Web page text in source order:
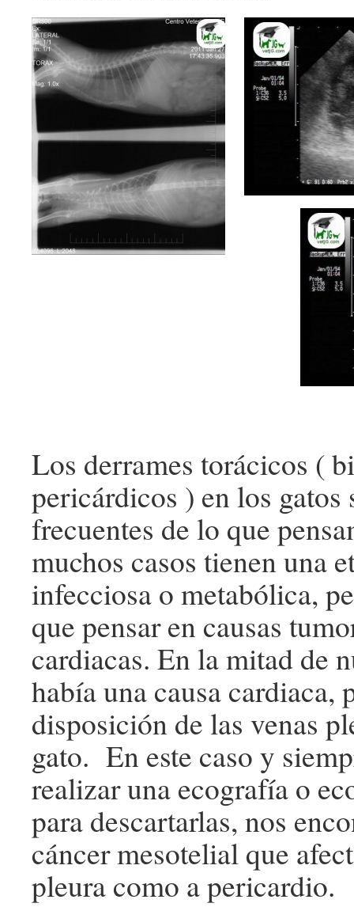
Los derrames torácicos (
pericárdicos ) en los gatos
frecuentes de lo que
muchos casos tienen una
infecciosa o metabólica,
que pensar en causas
cardiacas. En la mitad de
había una causa cardiaca,
disposición de las venas
gato. En este caso y
realizar una ecografía o
para descartarlas, nos
cáncer mesotelial que
pleura como a pericardio.